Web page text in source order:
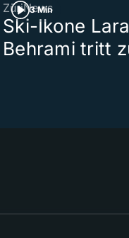
3 Min
ZüriNews
Ski-Ikone
Behrami tritt